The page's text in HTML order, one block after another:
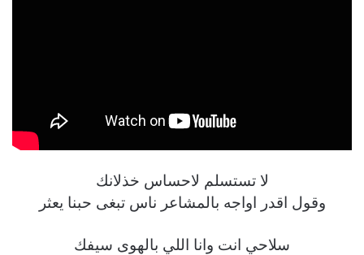
لا تستسلم لاحساس خذلانك
وقول اقدر اواجه بالمشاعر ناس تبغى حبنا يعثر
سلاحي انت وانا اللي بالهوى سيفك